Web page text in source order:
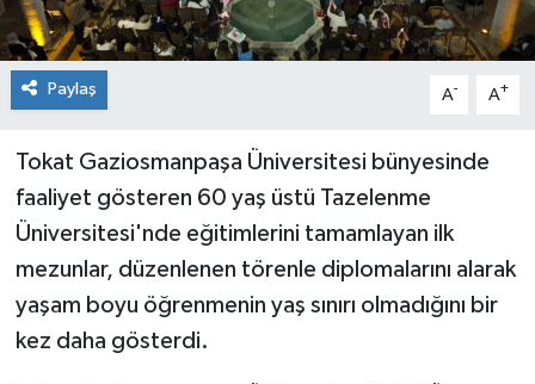
Paylaş A- A+
Tokat Gaziosmanpaşa Üniversitesi bünyesinde
faaliyet gösteren 60 yaş üstü Tazelenme
Üniversitesi'nde eğitimlerini tamamlayan ilk
mezunlar, düzenlenen törenle diplomalarını alarak
yaşam boyu öğrenmenin yaş sınırı olmadığını bir
kez daha gösterdi.